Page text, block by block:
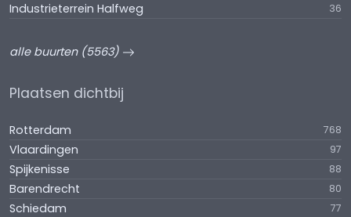
Industrieterrein Halfweg 36
alle buurten (5563)
Plaatsen dichtbij
Rotterdam 768
Vlaardingen 97
Spijkenisse 88
Barendrecht 80
Schiedam 77